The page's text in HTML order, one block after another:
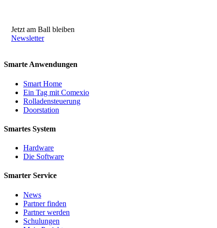
Jetzt am Ball bleiben
Newsletter
Smarte Anwendungen
Smart Home
Ein Tag mit Comexio
Rolladensteuerung
Doorstation
Smartes System
Hardware
Die Software
Smarter Service
News
Partner finden
Partner werden
Schulungen